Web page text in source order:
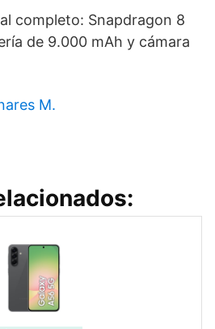
completo: Snapdragon 8
de 9.000 mAh y cámara
M.